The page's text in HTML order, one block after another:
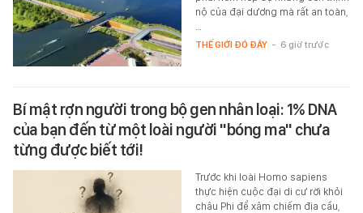
nộ của đại dương mà rất an toàn,
THẾ GIỚI ĐÓ ĐÂY - 6 giờ trước
Bí mật rợn người trong bộ gen nhân loại: 1% DNA
của bạn đến từ một loài người "bóng ma" chưa
từng được biết tới!
Trước khi loài Homo sapiens
thực hiện cuộc đại di cư rời khỏi
châu Phi để xâm chiếm địa cầu,